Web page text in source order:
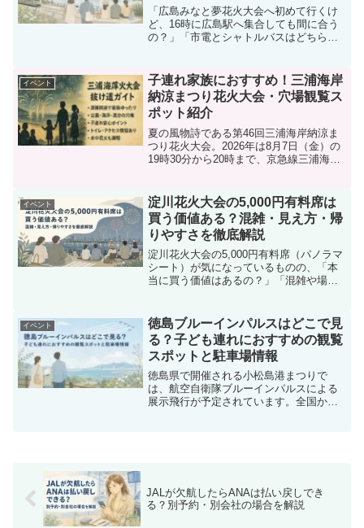
を解説
「広島みなと夢花火大会へ初めて行くけ
ど、16時に広島駅へ集合しても間に合う
の？」「市電とシャトルバスはどちらが
夢花火大会は毎年多くの来場者が訪く人
気イベントのため、アク...
イベント
子連れ家族におすすめ！三浦海岸
納涼まつり花火大会・穴場観覧ス
ポット紹介
夏の風物詩である第46回三浦海岸納涼ま
つり花火大会。2026年は8月7日（金）の
19時30分から20時まで、京急線三浦海岸
せん。開催可否は三浦市観光協会の公式
ページで...
イベント
淀川花火大会の5,000円有料席は
買う価値ある？混雑・見え方・帰
りやすさを徹底解説
淀川花火大会の5,000円有料席（パノラマ
シート）が気になっているものの、「本
当に買う価値はあるの？」「混雑や場所
ではないでしょうか。有料席は無料エリ
アより快適と言われ...
イベント
徳島ブルーインパルスはどこで見
る？子ども連れにおすすめの観覧
スポットと駐車場情報
徳島県で開催される小松島港まつりで
は、航空自衛隊ブルーインパルスによる
展示飛行が予定されています。全国から
JALが欠航したらANAは払い戻しでき
る？別予約・別会社の場合を解説